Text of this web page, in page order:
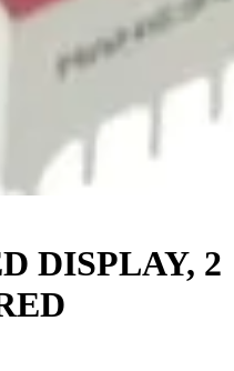
DISPLAY, 2